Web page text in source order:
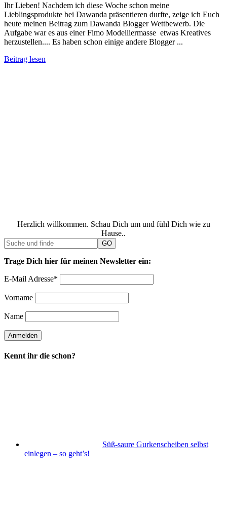
Ihr Lieben! Nachdem ich diese Woche schon meine
Lieblingsprodukte bei Dawanda präsentieren durfte, zeige ich Euch
heute meinen Beitrag zum Dawanda Blogger Wettbewerb. Die
Aufgabe war es aus einer Fimo Modelliermasse etwas Kreatives
herzustellen.... Es haben schon einige andere Blogger ...
Beitrag lesen
Herzlich willkommen. Schau Dich um und fühl Dich wie zu
Hause..
Trage Dich hier für meinen Newsletter ein:
E-Mail Adresse*
Vorname
Name
Kennt ihr die schon?
Süß-saure Gurkenscheiben selbst
einlegen – so geht’s!